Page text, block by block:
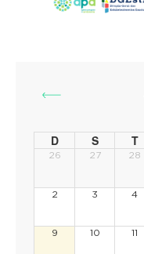
D S T
26 27 28
2 3 4
9 10 11